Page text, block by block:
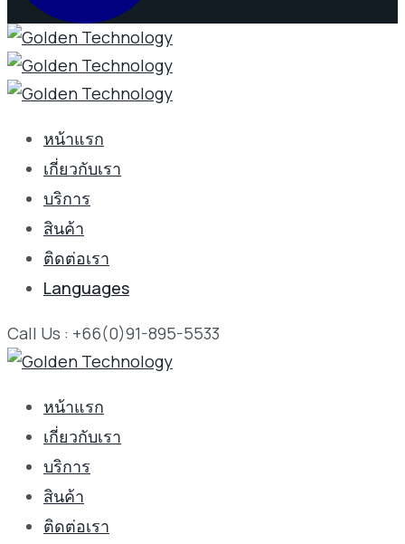
หน้าแรก
เกี่ยวกับเรา
บริการ
สินค้า
ติดต่อเรา
Languages
Call Us : +66(0)91-895-5533
หน้าแรก
เกี่ยวกับเรา
บริการ
สินค้า
ติดต่อเรา